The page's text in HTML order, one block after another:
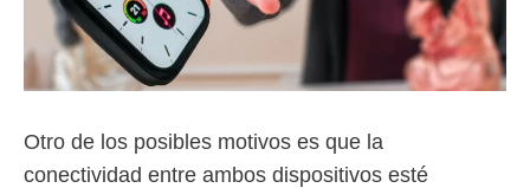
Otro de los posibles motivos es que la
conectividad entre ambos dispositivos esté